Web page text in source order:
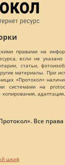
правами на
если не
статьи,
материалы. При
«Протокол»
системами на
Все
шкаф